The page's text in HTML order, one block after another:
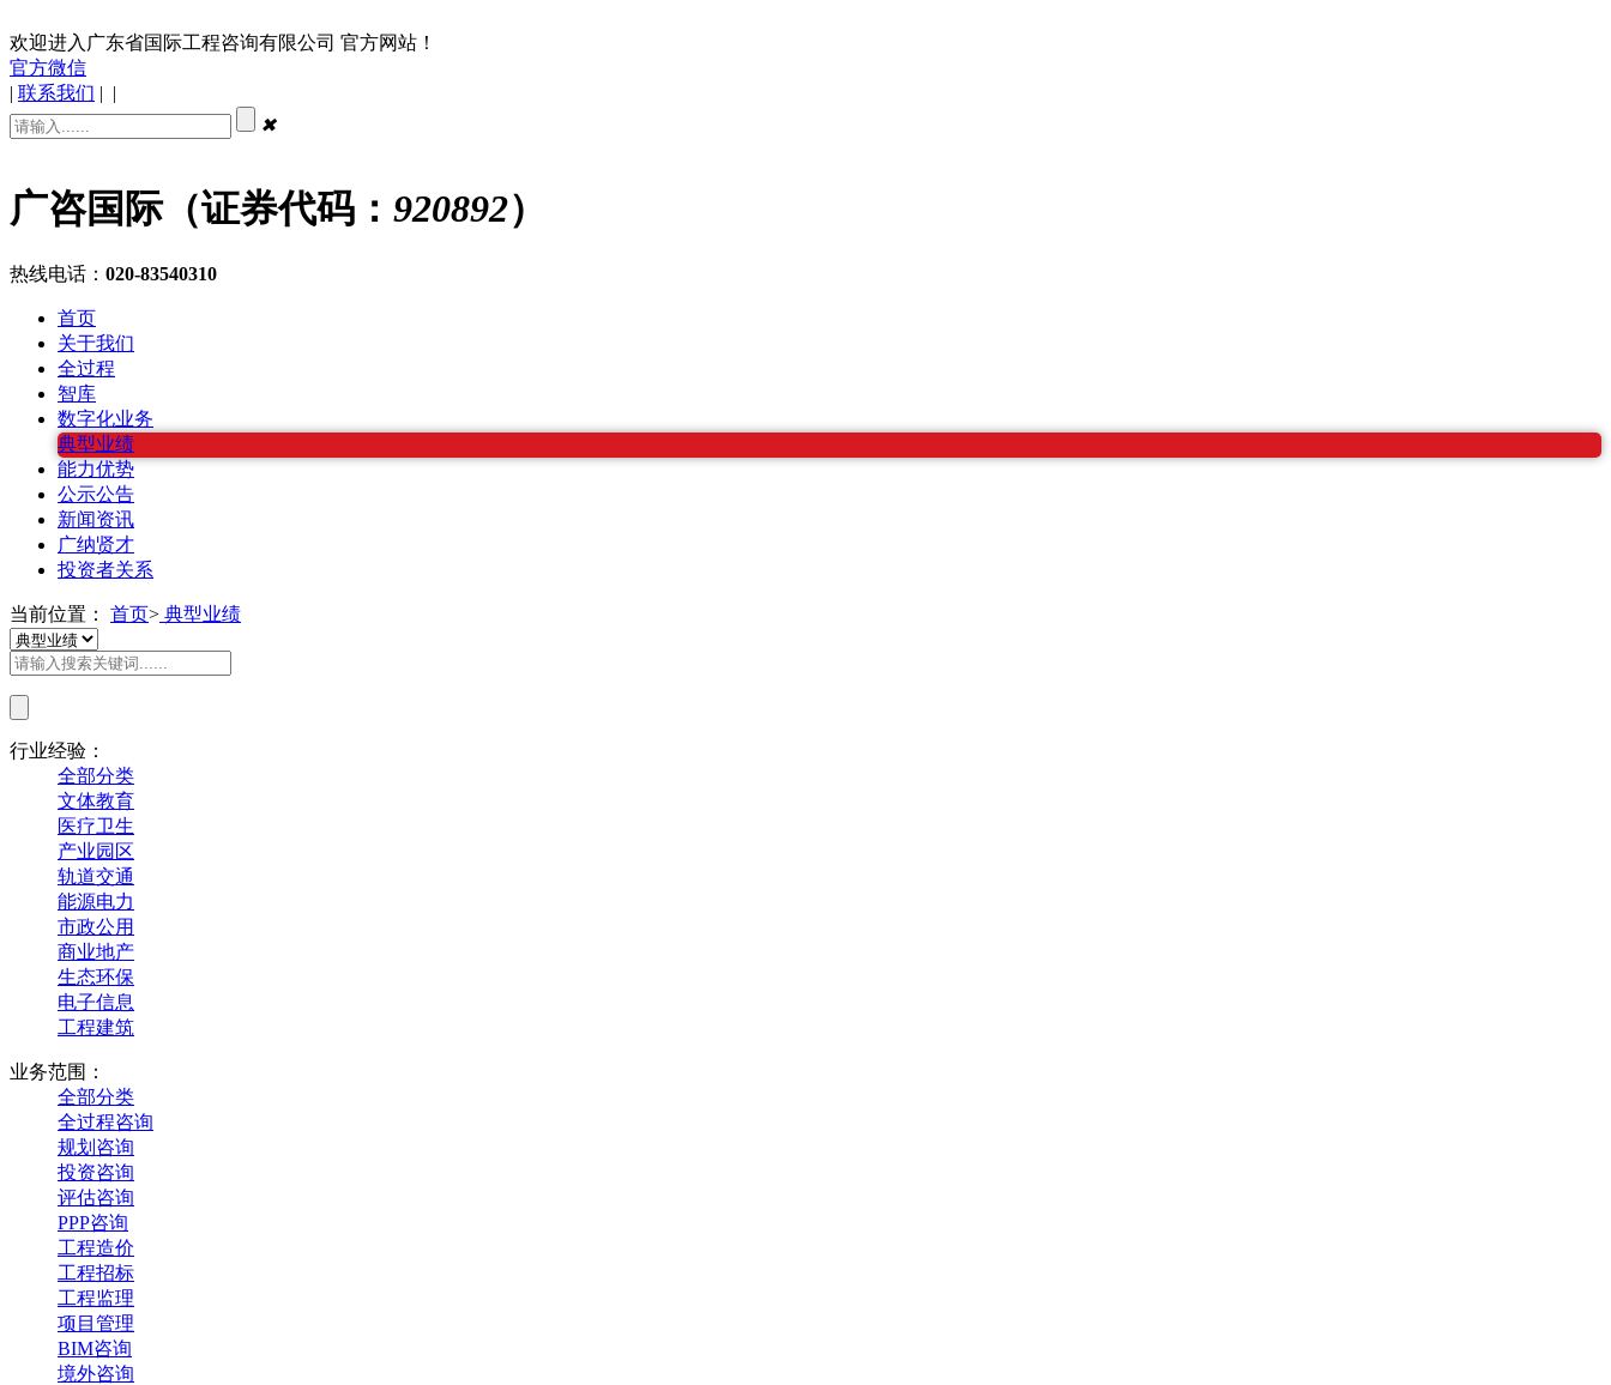
欢迎进入广东省国际工程咨询有限公司 官方网站！
官方微信
| 联系我们 | |
✖
广咨国际（证券代码： 920892）
热线电话： 020-83540310
首页
关于我们
全过程
智库
数字化业务
典型业绩
能力优势
公示公告
新闻资讯
广纳贤才
投资者关系
当前位置： 首页> 典型业绩
行业经验：
全部分类
文体教育
医疗卫生
产业园区
轨道交通
能源电力
市政公用
商业地产
生态环保
电子信息
工程建筑
业务范围：
全部分类
全过程咨询
规划咨询
投资咨询
评估咨询
PPP咨询
工程造价
工程招标
工程监理
项目管理
BIM咨询
境外咨询